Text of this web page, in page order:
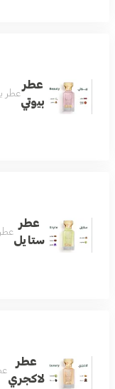
عطر
بيوتي
عطر
عطر
ستايل
عطر
لاكجري